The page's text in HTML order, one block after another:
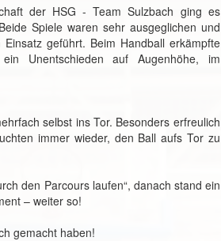
der HSG - Team Sulzbach ging es
Spiele waren sehr ausgeglichen und
geführt. Beim Handball erkämpfte
Unentschieden auf Augenhöhe, im
selbst ins Tor. Besonders erfreulich
immer wieder, den Ball aufs Tor zu
den Parcours laufen“, danach stand ein
– weiter so!
gemacht haben!